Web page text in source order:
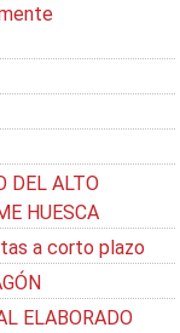
DEL ALTO
HUESCA
a corto plazo
ELABORADO